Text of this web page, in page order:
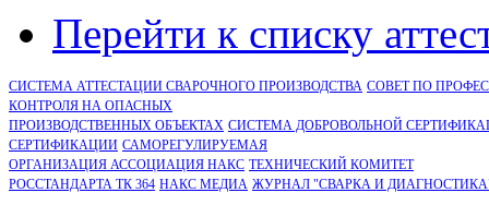
Перейти к списку
СИСТЕМА АТТЕСТАЦИИ СВАРОЧНОГО ПРОИЗВОДСТВА СОВЕТ ПО
КОНТРОЛЯ НА ОПАСНЫХ
ПРОИЗВОДСТВЕННЫХ ОБЪЕКТАХ СИСТЕМА ДОБРОВОЛЬНОЙ
CЕРТИФИКАЦИИ САМОРЕГУЛИРУЕМАЯ
ОРГАНИЗАЦИЯ АССОЦИАЦИЯ НАКС ТЕХНИЧЕСКИЙ КОМИТЕТ
РОССТАНДАРТА ТК 364 НАКС МЕДИА ЖУРНАЛ "СВАРКА И